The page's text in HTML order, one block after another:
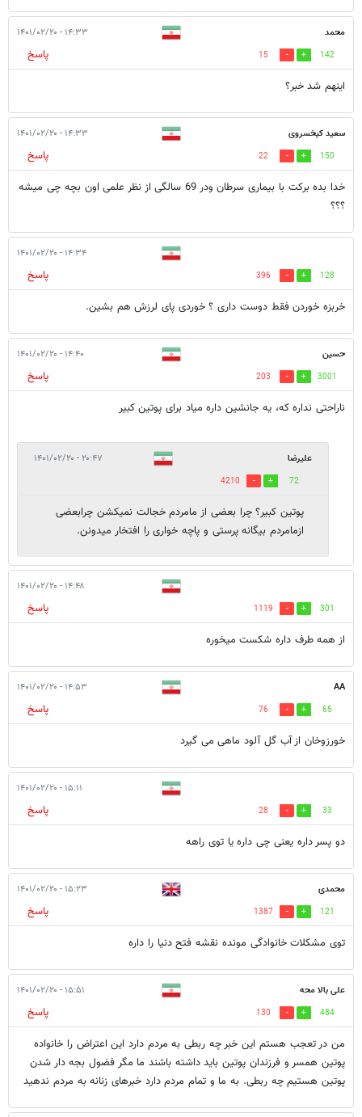
محمد ۱۴:۳۳ - ۱۴۰۱/۰۲/۲۰
142
15
پاسخ
اینهم شد خبر؟
سعید کیخسروی ۱۴:۳۳ - ۱۴۰۱/۰۲/۲۰
150
22
پاسخ
خدا بده برکت با بیماری سرطان ودر 69 سالگی از نظر علمی اون بچه چی میشه
؟؟؟
۱۴:۳۴ - ۱۴۰۱/۰۲/۲۰
128
396
پاسخ
خربزه خوردن فقط دوست داری ؟ خوردی پای لرزش هم بشین.
حسین ۱۴:۴۰ - ۱۴۰۱/۰۲/۲۰
3001
203
پاسخ
ناراحتی نداره که، یه جانشین داره میاد برای پوتین کبیر
علیرضا ۲۰:۴۷ - ۱۴۰۱/۰۲/۲۰
72
4210
پوتین کبیر؟ چرا بعضی از مامردم خجالت نمیکشن چرابعضی
ازمامردم بیگانه پرستی و پاچه خواری را افتخار میدونن.
۱۴:۴۸ - ۱۴۰۱/۰۲/۲۰
301
1119
پاسخ
از همه طرف داره شکست میخوره
AA ۱۴:۵۳ - ۱۴۰۱/۰۲/۲۰
65
76
پاسخ
خورزوخان از آب گل آلود ماهی می گیرد
۱۵:۱۱ - ۱۴۰۱/۰۲/۲۰
33
28
پاسخ
دو پسر داره یعنی چی داره یا توی راهه
محمدی ۱۵:۲۳ - ۱۴۰۱/۰۲/۲۰
121
1387
پاسخ
توی مشکلات خانوادگی مونده نقشه فتح دنیا را داره
علی بالا محه ۱۵:۵۱ - ۱۴۰۱/۰۲/۲۰
484
130
پاسخ
من در تعجب هستم این خبر چه ربطی به مردم دارد این اعتراض را خانواده
پوتین همسر و فرزندان پوتین باید داشته باشند ما مگر فضول بجه دار شدن
پوتین هستیم چه ربطی. به ما و تمام مردم دارد خبرهای زنانه به مردم ندهید